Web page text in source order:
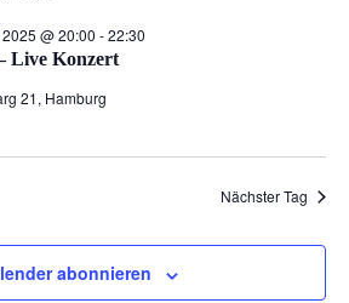
Live Konzert
@ 20:00 -22:30
21, Hamburg
Nächster Tag
abonnieren